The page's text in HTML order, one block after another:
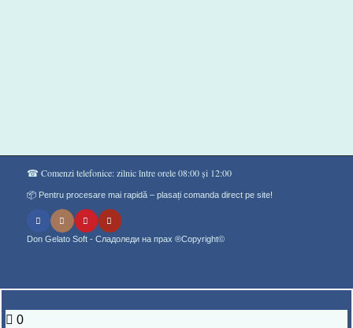
☎ Comenzi telefonice: zilnic între orele 08:00 și 12:00
📦 Pentru procesare mai rapidă – plasați comanda direct pe site!
Don Gelato Soft - Сладоледи на прах ®Copyright©
0